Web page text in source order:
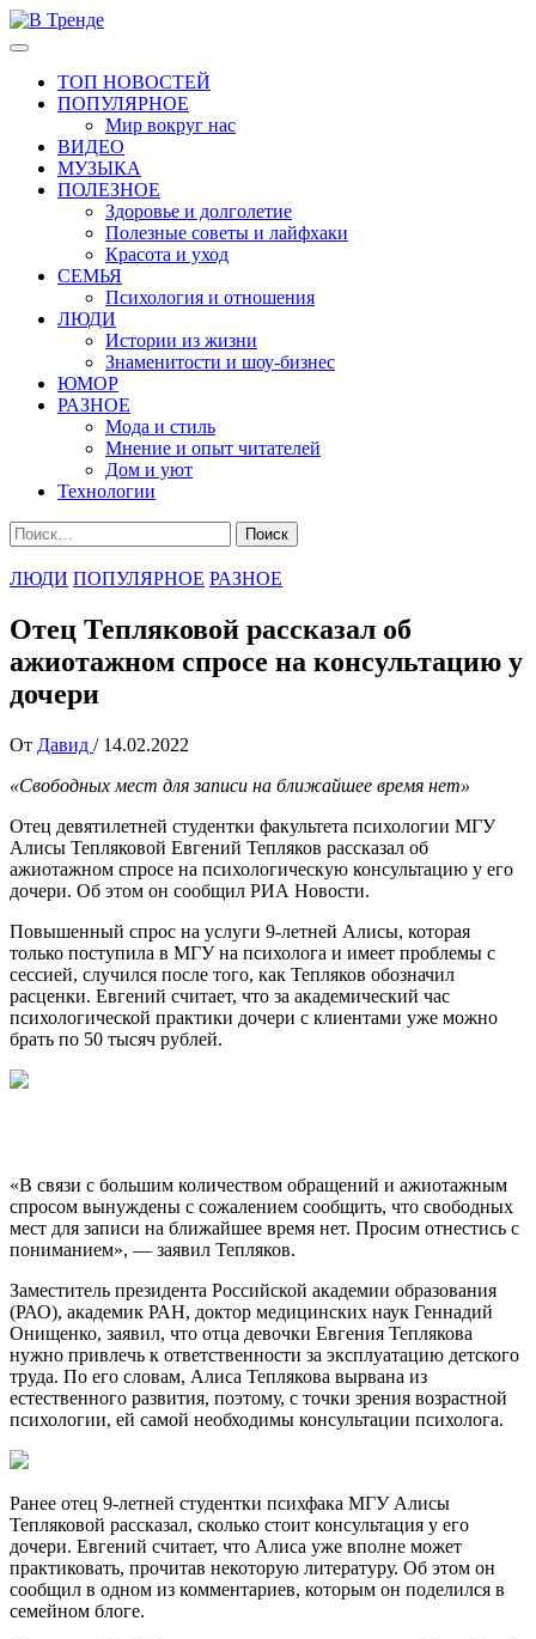
Перейти
к
Основное
ТОП НОВОСТЕЙ
ПОПУЛЯРНОЕ
Мир вокруг нас
ВИДЕО
МУЗЫКА
ПОЛЕЗНОЕ
Здоровье и долголетие
Полезные советы и лайфхаки
Красота и уход
СЕМЬЯ
Психология и отношения
ЛЮДИ
Истории из жизни
Знаменитости и шоу-бизнес
ЮМОР
РАЗНОЕ
Мода и стиль
Мнение и опыт читателей
Дом и уют
Технологии
Найти:
ЛЮДИ ПОПУЛЯРНОЕ РАЗНОЕ
Отец Тепляковой рассказал об
ажиотажном спросе на консультацию у
дочери
От Давид / 14.02.2022
«Свободных мест для записи на ближайшее время нет»
Отец девятилетней студентки факультета психологии МГУ
Алисы Тепляковой Евгений Тепляков рассказал об
ажиотажном спросе на психологическую консультацию у его
дочери. Об этом он сообщил РИА Новости.
Повышенный спрос на услуги 9-летней Алисы, которая
только поступила в МГУ на психолога и имеет проблемы с
сессией, случился после того, как Тепляков обозначил
расценки. Евгений считает, что за академический час
психологической практики дочери с клиентами уже можно
брать по 50 тысяч рублей.
«В связи с большим количеством обращений и ажиотажным
спросом вынуждены с сожалением сообщить, что свободных
мест для записи на ближайшее время нет. Просим отнестись с
пониманием», — заявил Тепляков.
Заместитель президента Российской академии образования
(РАО), академик РАН, доктор медицинских наук Геннадий
Онищенко, заявил, что отца девочки Евгения Теплякова
нужно привлечь к ответственности за эксплуатацию детского
труда. По его словам, Алиса Теплякова вырвана из
естественного развития, поэтому, с точки зрения возрастной
психологии, ей самой необходимы консультации психолога.
Ранее отец 9-летней студентки психфака МГУ Алисы
Тепляковой рассказал, сколько стоит консультация у его
дочери. Евгений считает, что Алиса уже вполне может
практиковать, прочитав некоторую литературу. Об этом он
сообщил в одном из комментариев, которым он поделился в
семейном блоге.